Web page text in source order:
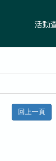
活動
回上一頁